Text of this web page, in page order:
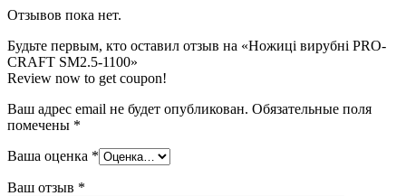
Отзывов пока нет.
Будьте первым, кто оставил отзыв на «Ножиці вирубні PRO-
CRAFT SM2.5-1100»
Review now to get coupon!
Ваш адрес email не будет опубликован. Обязательные поля
помечены *
Ваша оценка *
Ваш отзыв *